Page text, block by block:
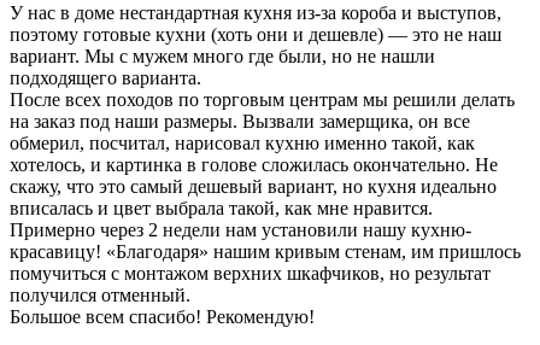
У нас в доме нестандартная кухня из-за короба и выступов,
поэтому готовые кухни (хоть они и дешевле) — это не наш
вариант. Мы с мужем много где были, но не нашли
подходящего варианта.
После всех походов по торговым центрам мы решили делать
на заказ под наши размеры. Вызвали замерщика, он все
обмерил, посчитал, нарисовал кухню именно такой, как
хотелось, и картинка в голове сложилась окончательно. Не
скажу, что это самый дешевый вариант, но кухня идеально
вписалась и цвет выбрала такой, как мне нравится.
Примерно через 2 недели нам установили нашу кухню-
красавицу! «Благодаря» нашим кривым стенам, им пришлось
помучиться с монтажом верхних шкафчиков, но результат
получился отменный.
Большое всем спасибо! Рекомендую!